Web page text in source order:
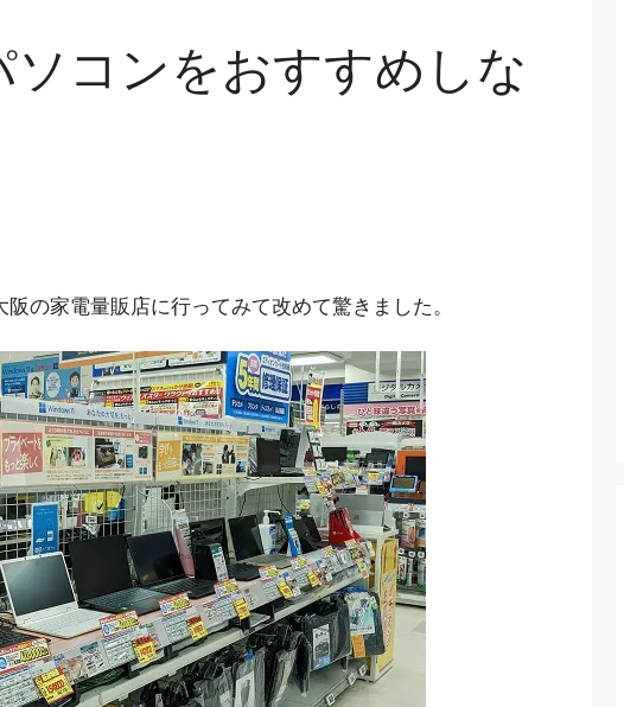
ソコンをおすすめしな
の家電量販店に行ってみて改めて驚きました。